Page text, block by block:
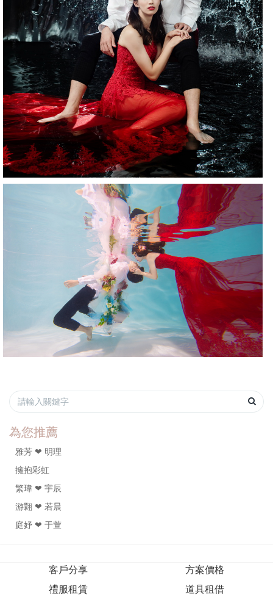
為您推薦
雅芳 ❤ 明理
擁抱彩虹
繁瑋 ❤ 宇辰
游翾 ❤ 若晨
庭妤 ❤ 于萱
客戶分享
方案價格
禮服租賃
道具租借